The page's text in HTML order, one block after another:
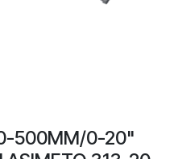
0-500MM/0-20"